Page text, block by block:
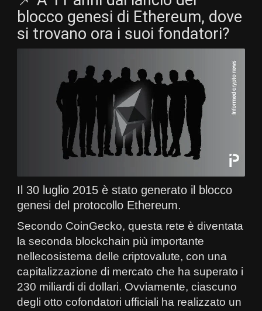
blocco genesi di Ethereum, dove
si trovano ora i suoi fondatori?
Il 30 luglio 2015 è stato generato il blocco
genesi del protocollo Ethereum.
Secondo CoinGecko, questa rete è diventata
la seconda blockchain più importante
nellecosistema delle criptovalute, con una
capitalizzazione di mercato che ha superato i
230 miliardi di dollari. Ovviamente, ciascuno
degli otto cofondatori ufficiali ha realizzato un